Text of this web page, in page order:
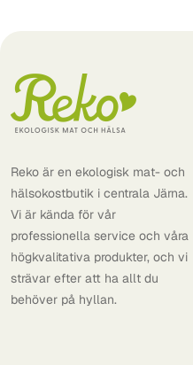
Reko är en ekologisk mat- och
hälsokostbutik i centrala Järna.
Vi är kända för vår
professionella service och våra
högkvalitativa produkter, och vi
strävar efter att ha allt du
behöver på hyllan.